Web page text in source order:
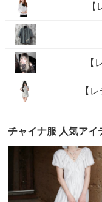
【
【
チャイナ服 人気アイ